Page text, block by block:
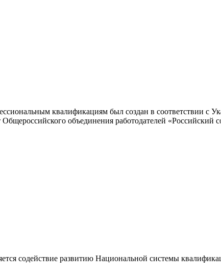
квалификациям был создан в соответствии с
объединения работодателей
содействие развитию Национальной системы